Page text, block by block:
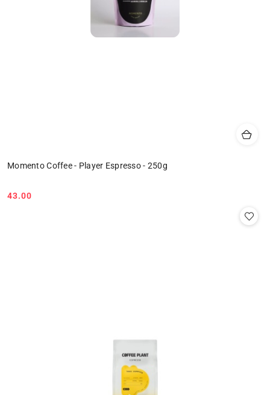
Momento Coffee - Player Espresso - 250g
Cena:
43.00